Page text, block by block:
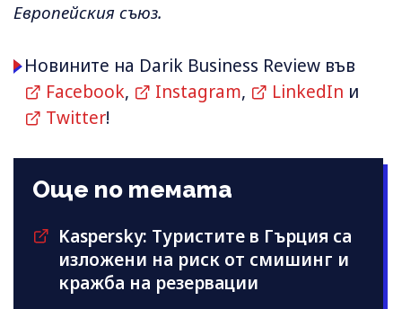
Европейския съюз.
Новините на Darik Business Review във
Facebook, Instagram, LinkedIn и
Twitter!
Още по темата
Kaspersky: Туристите в Гърция са
изложени на риск от смишинг и
кражба на резервации